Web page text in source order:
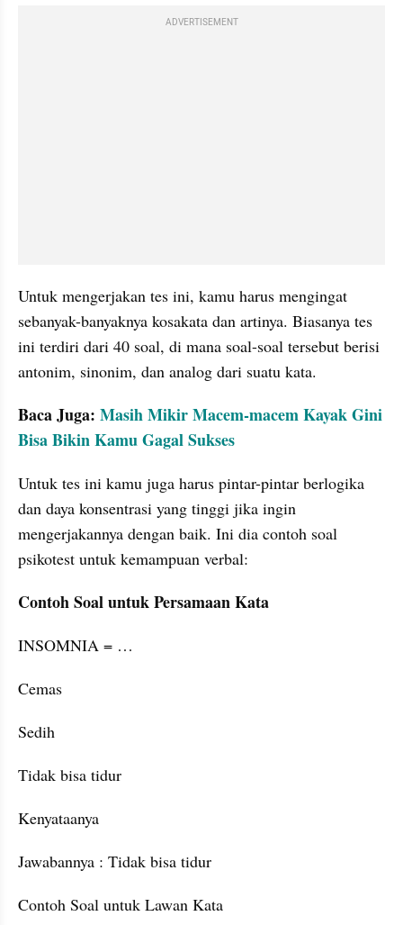
ADVERTISEMENT
Untuk mengerjakan tes ini, kamu harus mengingat
sebanyak-banyaknya kosakata dan artinya. Biasanya tes
ini terdiri dari 40 soal, di mana soal-soal tersebut berisi
antonim, sinonim, dan analog dari suatu kata.
Baca Juga: Masih Mikir Macem-macem Kayak Gini
Bisa Bikin Kamu Gagal Sukses
Untuk tes ini kamu juga harus pintar-pintar berlogika
dan daya konsentrasi yang tinggi jika ingin
mengerjakannya dengan baik. Ini dia contoh soal
psikotest untuk kemampuan verbal:
Contoh Soal untuk Persamaan Kata
INSOMNIA = …
Cemas
Sedih
Tidak bisa tidur
Kenyataanya
Jawabannya : Tidak bisa tidur
Contoh Soal untuk Lawan Kata